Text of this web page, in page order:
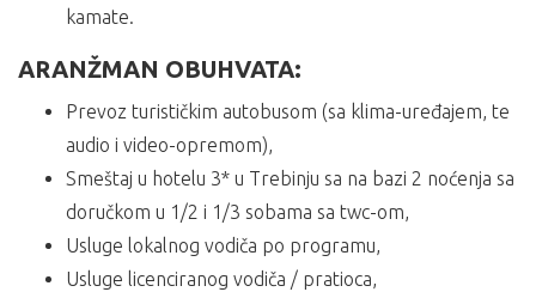
kamate.
ARANŽMAN OBUHVATA:
Prevoz turističkim autobusom (sa klima-uređajem, te
audio i video-opremom),
Smeštaj u hotelu 3* u Trebinju sa na bazi 2 noćenja sa
doručkom u 1/2 i 1/3 sobama sa twc-om,
Usluge lokalnog vodiča po programu,
Usluge licenciranog vodiča / pratioca,